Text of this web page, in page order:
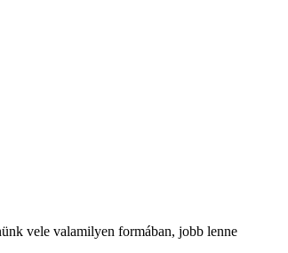
vele valamilyen formában, jobb lenne